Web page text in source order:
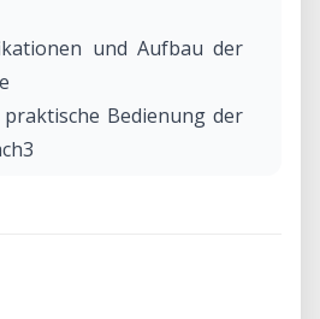
und Aufbau der
Bedienung der
wichtigsten Funktionen